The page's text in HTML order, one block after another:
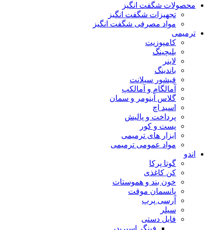
محصولات شگفت انگیز
تجهیزات شگفت انگیز
مواد مصرفی شگفت انگیز
ترمیمی
کامپوزیت
بلیچینگ
لاینر
باندینگ
فیشور سیلانت
آمالگام و آمالکپ
گلاس آینومر و سمان
اسید اچ
پرداخت و پالیش
پست و کور
ابزار های ترمیمی
مواد عمومی ترمیمی
اندو
گوتا پرکا
کن کاغذی
خون بند و هموستات
پانسمان موقت
آرسی پرپ
سیلر
فایل دستی
فینگر اسپریدر